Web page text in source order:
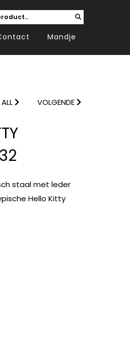
Mandje
ALL VOLGENDE
staal met leder
Hello Kitty